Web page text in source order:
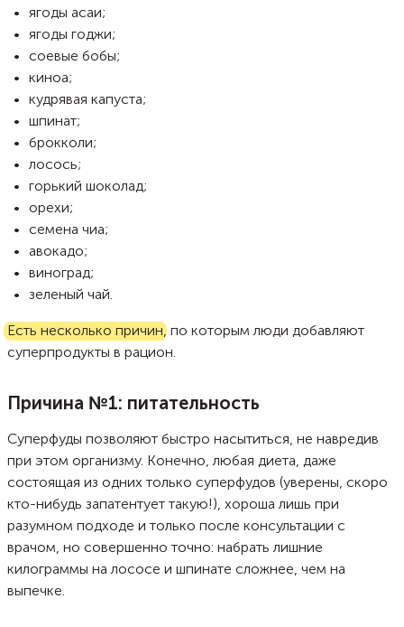
ягоды асаи;
ягоды годжи;
соевые бобы;
киноа;
кудрявая капуста;
шпинат;
брокколи;
лосось;
горький шоколад;
орехи;
семена чиа;
авокадо;
виноград;
зеленый чай.
Есть несколько причин, по которым люди добавляют
суперпродукты в рацион.
Причина №1: питательность
Суперфуды позволяют быстро насытиться, не навредив
при этом организму. Конечно, любая диета, даже
состоящая из одних только суперфудов (уверены, скоро
кто-нибудь запатентует такую!), хороша лишь при
разумном подходе и только после консультации с
врачом, но совершенно точно: набрать лишние
килограммы на лососе и шпинате сложнее, чем на
выпечке.